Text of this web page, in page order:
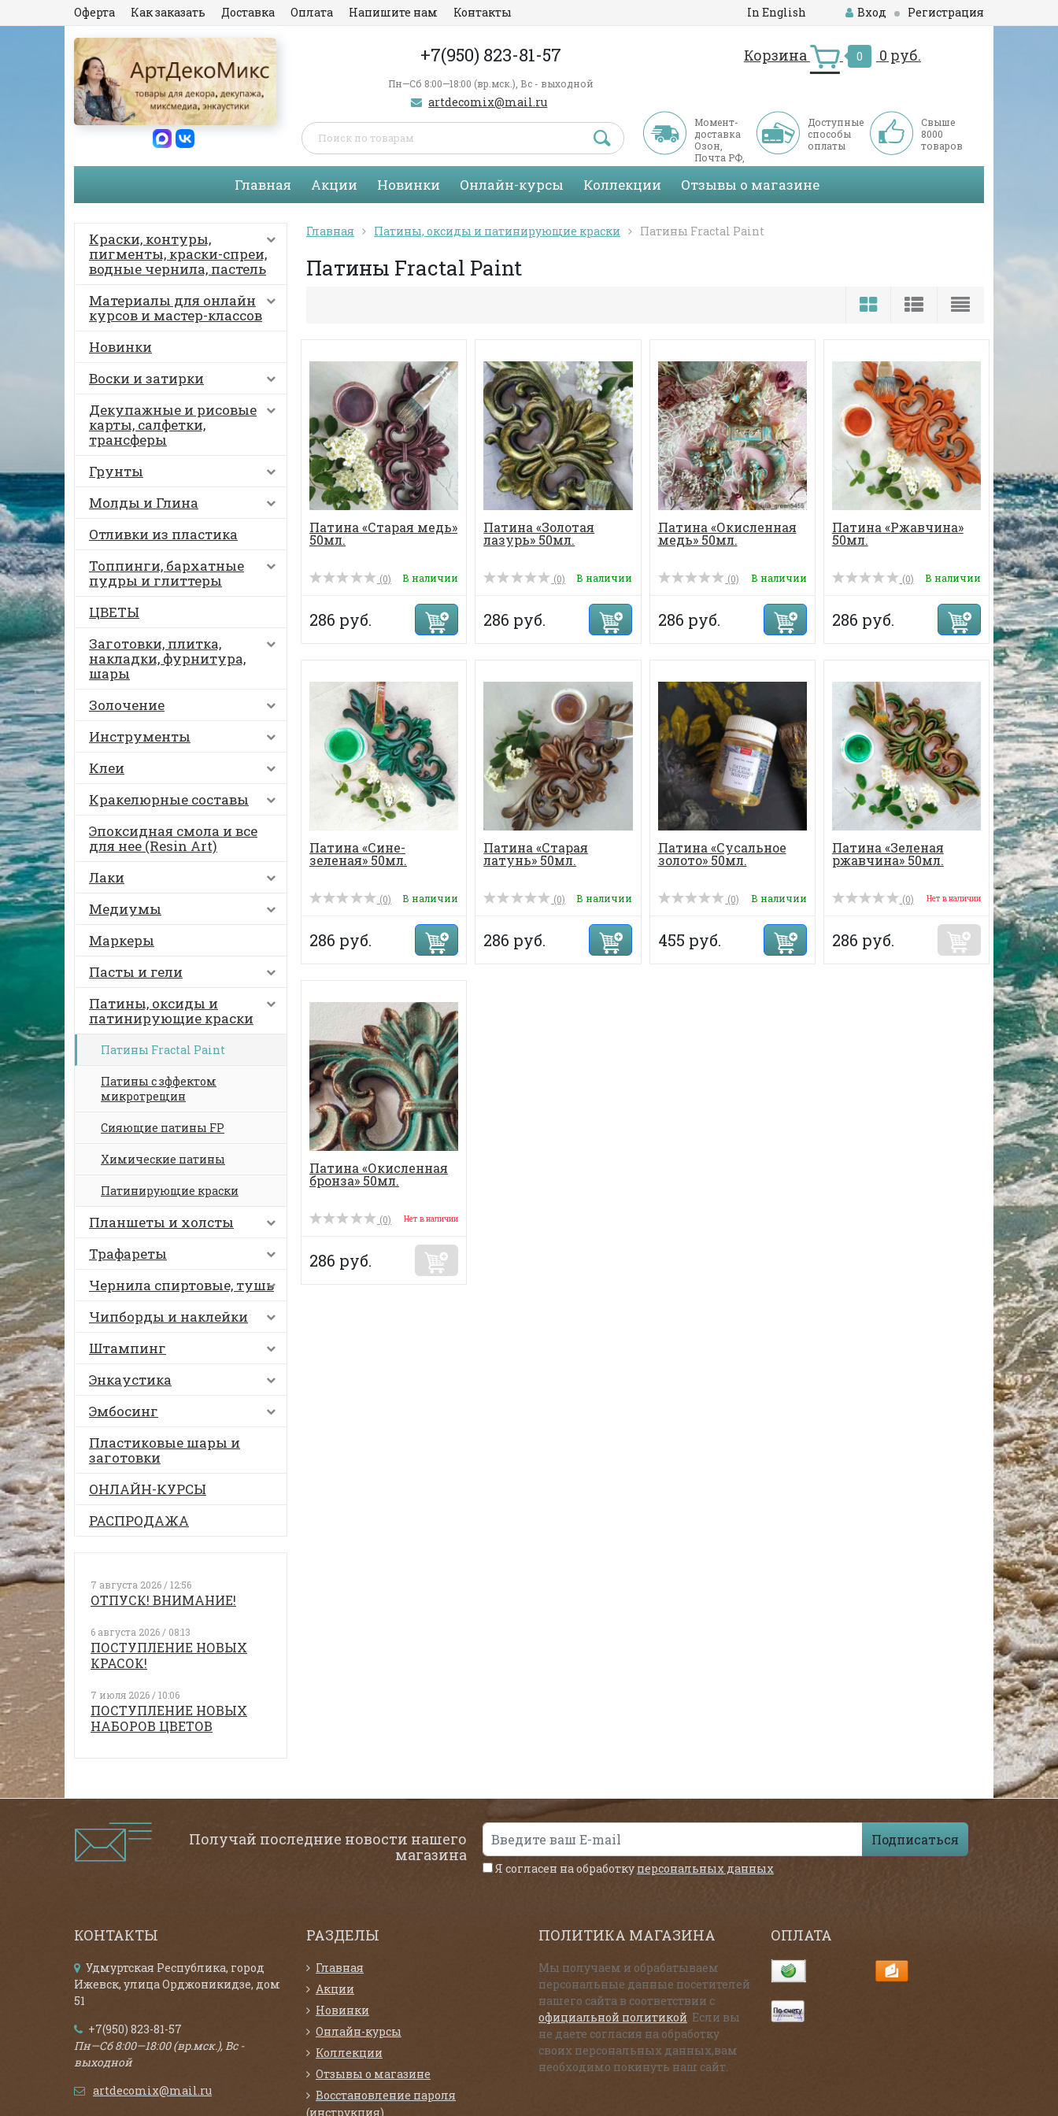
Оферта Как заказать Доставка Оплата Напишите нам Контакты In English Вход Регистрация
+7(950) 823-81-57
Пн—Сб 8:00—18:00 (вр.мск.), Вс - выходной
artdecomix@mail.ru
Корзина 0 0 руб.
Момент-
доставка
Озон,
Почта РФ,
СДЭК
Доступные
способы
оплаты
Свыше
8000
товаров
Главная Акции Новинки Онлайн-курсы Коллекции Отзывы о магазине
Краски, контуры,
пигменты, краски-спреи,
водные чернила, пастель
Материалы для онлайн
курсов и мастер-классов
Новинки
Воски и затирки
Декупажные и рисовые
карты, салфетки,
трансферы
Грунты
Молды и Глина
Отливки из пластика
Топпинги, бархатные
пудры и глиттеры
ЦВЕТЫ
Заготовки, плитка,
накладки, фурнитура,
шары
Золочение
Инструменты
Клеи
Кракелюрные составы
Эпоксидная смола и все
для нее (Resin Art)
Лаки
Медиумы
Маркеры
Пасты и гели
Патины, оксиды и
патинирующие краски
Патины Fractal Paint
Патины с зффектом
микротрещин
Сияющие патины FP
Химические патины
Патинирующие краски
Планшеты и холсты
Трафареты
Чернила спиртовые, тушь
Чипборды и наклейки
Штампинг
Энкаустика
Эмбосинг
Пластиковые шары и
заготовки
ОНЛАЙН-КУРСЫ
РАСПРОДАЖА
7 августа 2026 / 12:56
ОТПУСК! ВНИМАНИЕ!
6 августа 2026 / 08:13
ПОСТУПЛЕНИЕ НОВЫХ
КРАСОК!
7 июля 2026 / 10:06
ПОСТУПЛЕНИЕ НОВЫХ
НАБОРОВ ЦВЕТОВ
Главная Патины, оксиды и патинирующие краски Патины Fractal Paint
Патины Fractal Paint
Патина «Старая медь»
50мл.
(0) В наличии
286 руб.
Патина «Золотая
лазурь» 50мл.
(0) В наличии
286 руб.
Патина «Окисленная
медь» 50мл.
(0) В наличии
286 руб.
Патина «Ржавчина»
50мл.
(0) В наличии
286 руб.
Патина «Сине-
зеленая» 50мл.
(0) В наличии
286 руб.
Патина «Старая
латунь» 50мл.
(0) В наличии
286 руб.
Патина «Сусальное
золото» 50мл.
(0) В наличии
455 руб.
Патина «Зеленая
ржавчина» 50мл.
(0) Нет в наличии
286 руб.
Патина «Окисленная
бронза» 50мл.
(0) Нет в наличии
286 руб.
Получай последние новости нашего
магазина
Подписаться
Я согласен на обработку персональных данных
КОНТАКТЫ
Удмуртская Республика, город
Ижевск, улица Орджоникидзе, дом
51
+7(950) 823-81-57
Пн—Сб 8:00—18:00 (вр.мск.), Вс -
выходной
artdecomix@mail.ru
РАЗДЕЛЫ
Главная
Акции
Новинки
Онлайн-курсы
Коллекции
Отзывы о магазине
Восстановление пароля
(инструкция)
ПОЛИТИКА МАГАЗИНА
Мы получаем и обрабатываем
персональные данные посетителей
нашего сайта в соответствии с
официальной политикой. Если вы
не даете согласия на обработку
своих персональных данных,вам
необходимо покинуть наш сайт.
ОПЛАТА